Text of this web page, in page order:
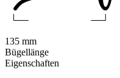
Eigenschaften
135 mm
Bügellänge